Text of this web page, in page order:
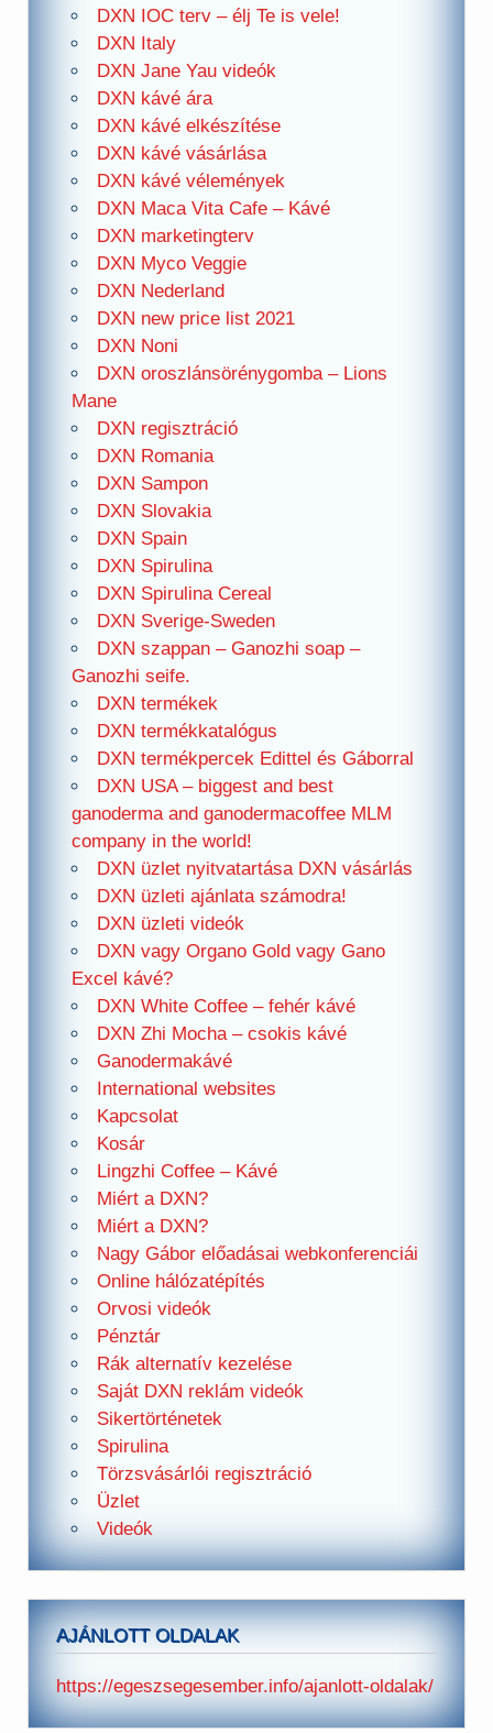
DXN IOC terv – élj Te is vele!
DXN Italy
DXN Jane Yau videók
DXN kávé ára
DXN kávé elkészítése
DXN kávé vásárlása
DXN kávé vélemények
DXN Maca Vita Cafe – Kávé
DXN marketingterv
DXN Myco Veggie
DXN Nederland
DXN new price list 2021
DXN Noni
DXN oroszlánsörénygomba – Lions
Mane
DXN regisztráció
DXN Romania
DXN Sampon
DXN Slovakia
DXN Spain
DXN Spirulina
DXN Spirulina Cereal
DXN Sverige-Sweden
DXN szappan – Ganozhi soap –
Ganozhi seife.
DXN termékek
DXN termékkatalógus
DXN termékpercek Edittel és Gáborral
DXN USA – biggest and best
ganoderma and ganodermacoffee MLM
company in the world!
DXN üzlet nyitvatartása DXN vásárlás
DXN üzleti ajánlata számodra!
DXN üzleti videók
DXN vagy Organo Gold vagy Gano
Excel kávé?
DXN White Coffee – fehér kávé
DXN Zhi Mocha – csokis kávé
Ganodermakávé
International websites
Kapcsolat
Kosár
Lingzhi Coffee – Kávé
Miért a DXN?
Miért a DXN?
Nagy Gábor előadásai webkonferenciái
Online hálózatépítés
Orvosi videók
Pénztár
Rák alternatív kezelése
Saját DXN reklám videók
Sikertörténetek
Spirulina
Törzsvásárlói regisztráció
Üzlet
Videók
AJÁNLOTT OLDALAK
https://egeszsegesember.info/ajanlott-oldalak/